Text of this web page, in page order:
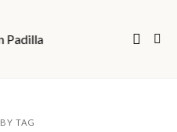
TAG